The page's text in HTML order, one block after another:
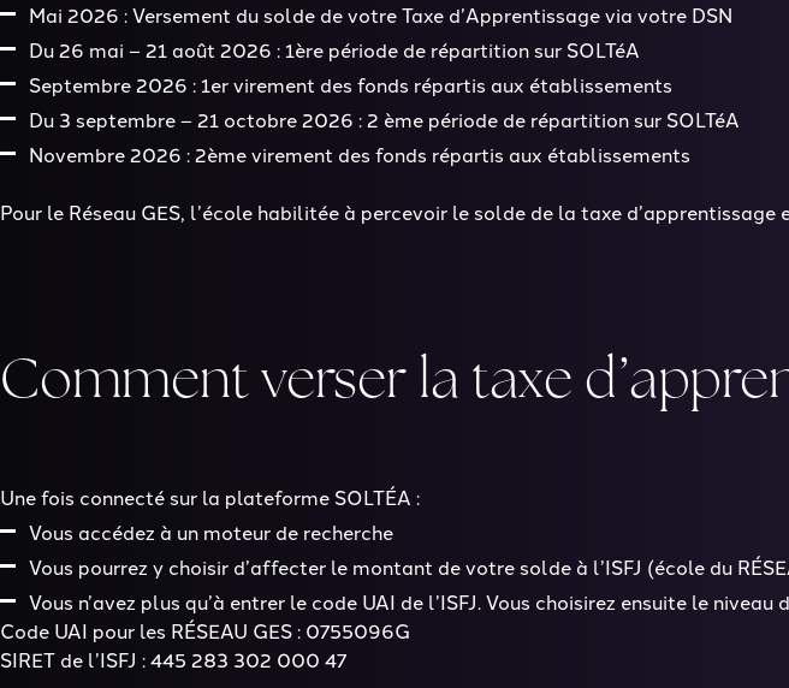
Mai 2026 :Versement du solde de votre Taxe d’Apprentissage via votre DSN
Du 26 mai – 21 août 2026 : 1ère période de répartition sur SOLTéA
Septembre 2026 : 1ervirement des fonds répartis aux établissements
Du 3 septembre – 21 octobre 2026 :2 ème période de répartition sur SOLTéA
Novembre 2026 :2èmevirement des fonds répartis aux établissements
Pour le Réseau GES, l’école habilitée à percevoir le solde de la taxe
Comment verser la taxe
Une fois connecté sur la plateforme SOLTÉA :
Vous accédez à un moteur de recherche
Vous pourrez y choisir d’affecter le montant de votre solde à l’ISFJ (école du
Vous n’avez plus qu’à entrer le code UAI de l’ISFJ. Vous choisirez ensuite le
Code UAI pour les RÉSEAU GES : 0755096G
SIRET de l’ISFJ : 445 283 302 000 47